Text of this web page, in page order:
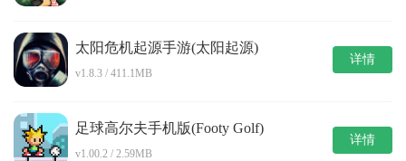
太阳危机起源手游(太阳起源)
v1.8.3 / 411.1MB
详情
足球高尔夫手机版(Footy Golf)
v1.00.2 / 2.59MB
详情